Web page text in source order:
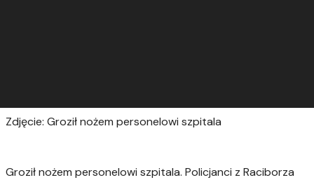
Zdjęcie: Groził nożem personelowi szpitala
Groził nożem personelowi szpitala. Policjanci z Raciborza